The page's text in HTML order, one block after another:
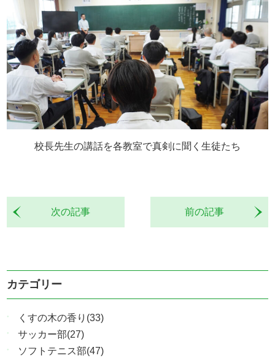
校長先生の講話を各教室で真剣に聞く生徒たち
前の記事
次の記事
カテゴリー
くすの木の香り(33)
サッカー部(27)
ソフトテニス部(47)